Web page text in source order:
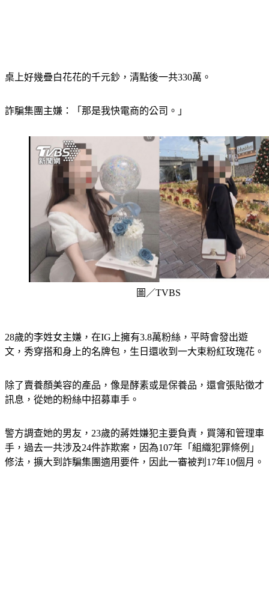
桌上好幾疊白花花的千元鈔，清點後一共330萬。
詐騙集團主嫌：「那是我快電商的公司。」
圖／TVBS
28歲的李姓女主嫌，在IG上擁有3.8萬粉絲，平時會發出遊
文，秀穿搭和身上的名牌包，生日還收到一大束粉紅玫瑰花。
除了賣養顏美容的產品，像是酵素或是保養品，還會張貼徵才
訊息，從她的粉絲中招募車手。
警方調查她的男友，23歲的蔣姓嫌犯主要負責，買簿和管理車
手，過去一共涉及24件詐欺案，因為107年「組織犯罪條例」
修法，擴大到詐騙集團適用要件，因此一審被判17年10個月。